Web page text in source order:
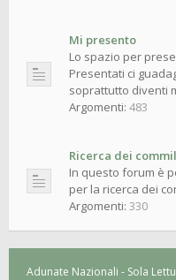
Mi presento
Lo spazio per
Presentati ci
soprattutto diventi
Argomenti: 483
Ricerca dei
In questo forum è
per la ricerca dei
Argomenti: 330
Adunate Nazionali - Sola